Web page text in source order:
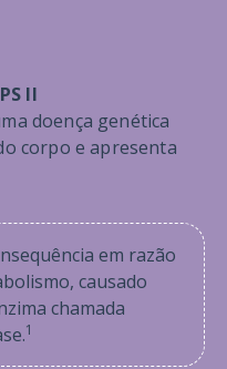
II
doença genética
corpo e apresenta
em razão
causado
chamada
1